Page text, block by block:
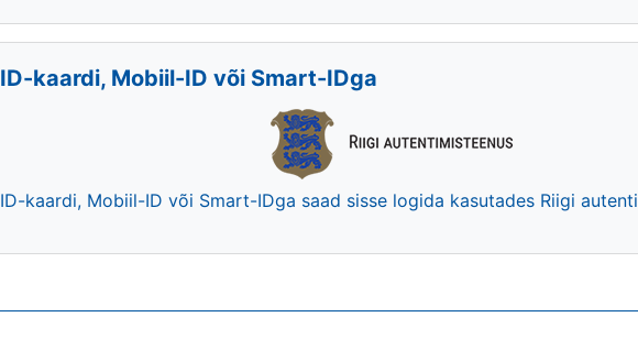
ID-kaardi, Mobiil-ID või Smart-IDga
ID-kaardi, Mobiil-ID või Smart-IDga saad sisse logida kasutades Riigi